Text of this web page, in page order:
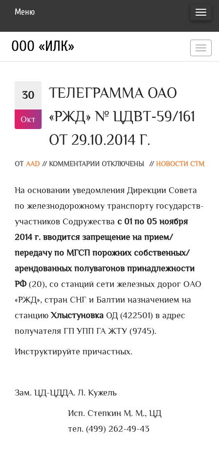
Меню
ООО «ИЛК»
30
Окт
ТЕЛЕГРАММА ОАО
«РЖД» № ЦДВТ-59/161
ОТ 29.10.2014 Г.
ОТ AAD // КОММЕНТАРИИ ОТКЛЮЧЕНЫ // НОВОСТИ СТМ
На основании уведомления Дирекции Совета
по железнодорожному транспорту государств-
участников Содружества с 01 по 05 ноября
2014 г. вводится запрещение на прием/
передачу по МГСП порожних собственных/
арендованных полувагонов принадлежности
РФ (20), со станций сети железных дорог ОАО
«РЖД», стран СНГ и Балтии назначением на
станциюХлыстуновка ОД (422501) в адрес
получателя ГП УПП ГА ЖТУ (9745).
Инструктируйте причастных.
Зам. ЦД-ЦДДА. Л. Кужель
Исп. Степкин М. М., ЦД
тел. (499) 262-49-43